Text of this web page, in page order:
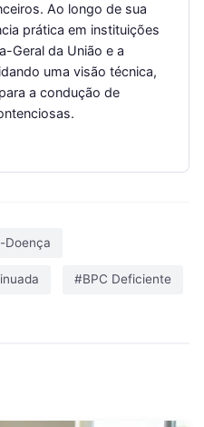
Ao longo de sua
prática em instituições
Geral da União e a
uma visão técnica,
a condução de
Doença
#BPC Deficiente